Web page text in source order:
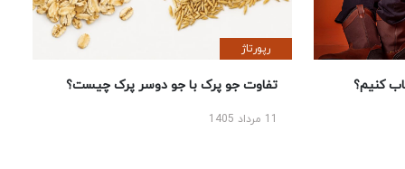
کنیم؟
رپورتاژ
تفاوت جو پرک با جو دوسر پرک چیست؟